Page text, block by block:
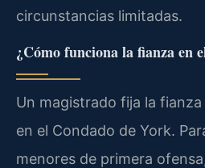
circunstancias limitadas.
¿Cómo funciona la fianza en
Un magistrado fija la
en el Condado de York.
menores de primera